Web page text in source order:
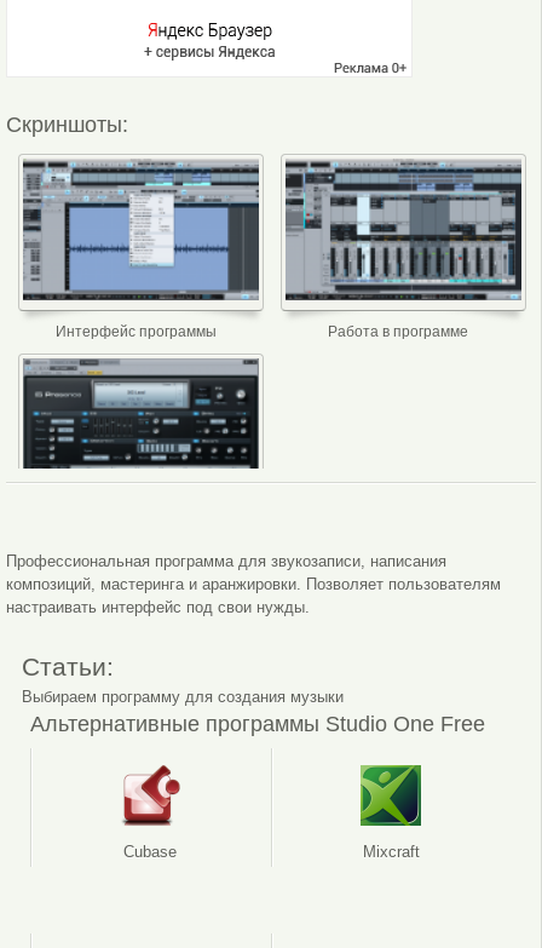
Скриншоты:
Интерфейс программы Работа в программе
Профессиональная программа для звукозаписи, написания
композиций, мастеринга и аранжировки. Позволяет пользователям
настраивать интерфейс под свои нужды.
Статьи:
Выбираем программу для создания музыки
Альтернативные программы Studio One Free
Cubase Mixcraft